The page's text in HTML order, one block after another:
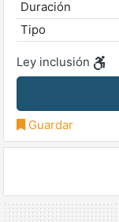
Duración
Tipo
Ley inclusión
Guardar